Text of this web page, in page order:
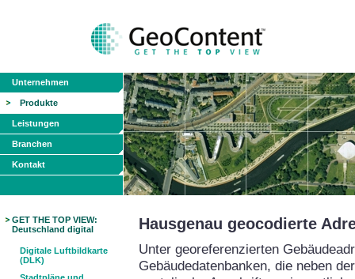
Unternehmen
Produkte
Leistungen
Branchen
Kontakt
GET THE TOP VIEW:
Deutschland digital
Digitale Luftbildkarte
(DLK)
Hausgenau geocodierte
Unter georeferenzierten
Gebäudedatenbanken, die neben